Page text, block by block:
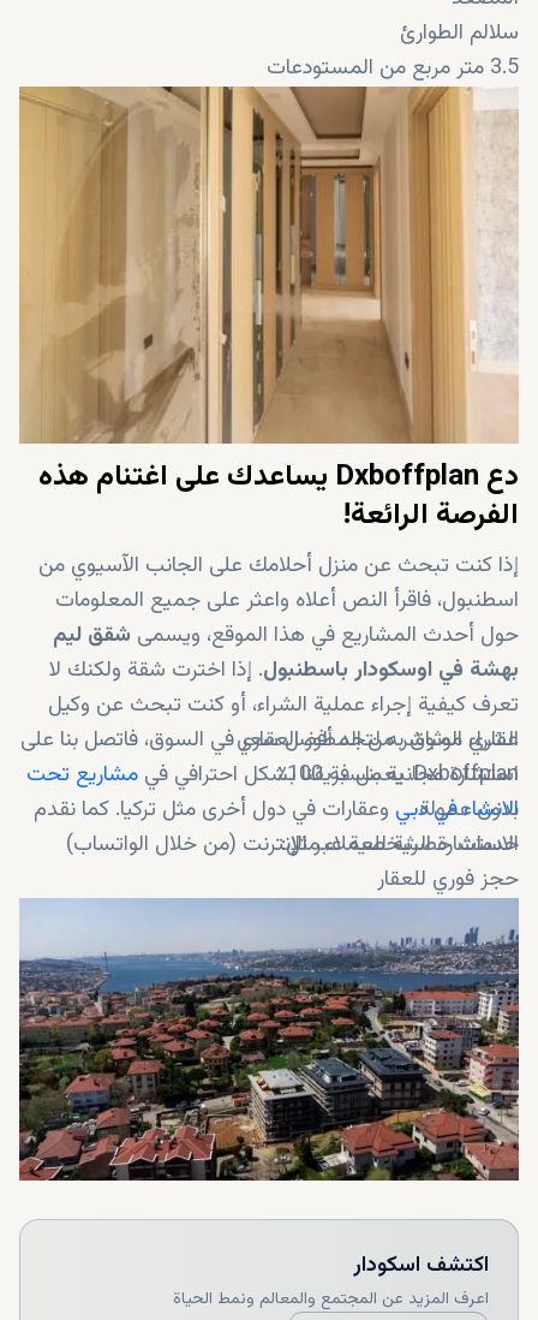
سلالم الطوارئ
3.5 متر مربع من المستودعات
خزانات المياه
المولد الكهربائي
صالة رياضية
حمام تركي
ساونا
غرفة لعب الأطفال
غرفة للاجتماعات
دع Dxboffplan يساعدك على اغتنام هذه
الفرصة الرائعة!
إذا كنت تبحث عن منزل أحلامك على الجانب الآسيوي من
اسطنبول، فاقرأ النص أعلاه واعثر على جميع المعلومات
حول أحدث المشاريع في هذا الموقع، ويسمى شقق ليم
بهشة في اوسكودار باسطنبول. إذا اخترت شقة ولكنك لا
تعرف كيفية إجراء عملية الشراء، أو كنت تبحث عن وكيل
عقاري موثوق به لتجد أفضل سعر في السوق، فاتصل بنا على
Dxboffplan. يعمل فريقنا بشكل احترافي في
مشاريع تحت
الانشاء في دبي وعقارات في دول أخرى مثل تركيا. كما نقدم
خدمات حصرية للعملاء مثل:
الشراء المباشر من المطور العقاري
استشارة مجانية بنسبة 100٪
بدون عمولة
الاستشارة الشخصية عبر الإنترنت (من خلال الواتساب)
حجز فوري للعقار
اكتشف اسکودار
اعرف المزيد عن المجتمع والمعالم ونمط الحياة